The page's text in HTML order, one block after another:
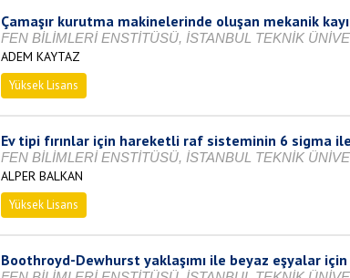
Çamaşır kurutma makinelerinde oluşan mekanik
FEN BİLİMLERİ ENSTİTÜSÜ, İSTANBUL TEKNİK
ADEM KAYTAZ
Yüksek Lisans
Ev tipi fırınlar için hareketli raf sisteminin 6 sigma
FEN BİLİMLERİ ENSTİTÜSÜ, İSTANBUL TEKNİK
ALPER BALKAN
Yüksek Lisans
Boothroyd-Dewhurst yaklaşımı ile beyaz eşyalar